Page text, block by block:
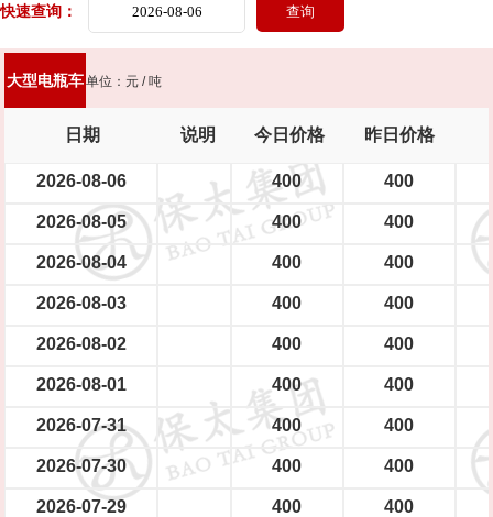
货车(8吨以上)(集装箱、自卸车减50元/吨) 中巴、校巴
新能源轿车（铝圈） 新能源轿车（铁圈）
大型电瓶车 小型电瓶车
快速查询：
大型电瓶车单位：元 / 吨
日期 说明 今日价格 昨日价格
2026-08-06 400 400
2026-08-05 400 400
2026-08-04 400 400
2026-08-03 400 400
2026-08-02 400 400
2026-08-01 400 400
2026-07-31 400 400
2026-07-30 400 400
2026-07-29 400 400